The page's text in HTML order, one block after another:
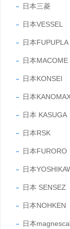
日本三菱
日本VESSEL
日本FUPUPLA
日本MACOME
日本KONSEI
日本
日本 KASUGA
日本RSK
日本FURORO
日本
日本 SENSEZ
日本NOHKEN
日本